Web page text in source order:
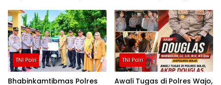
Personel
TNI Polri
Bhabinkamtibmas Polres
TNI Polri
Awali Tugas di Polres Wajo,